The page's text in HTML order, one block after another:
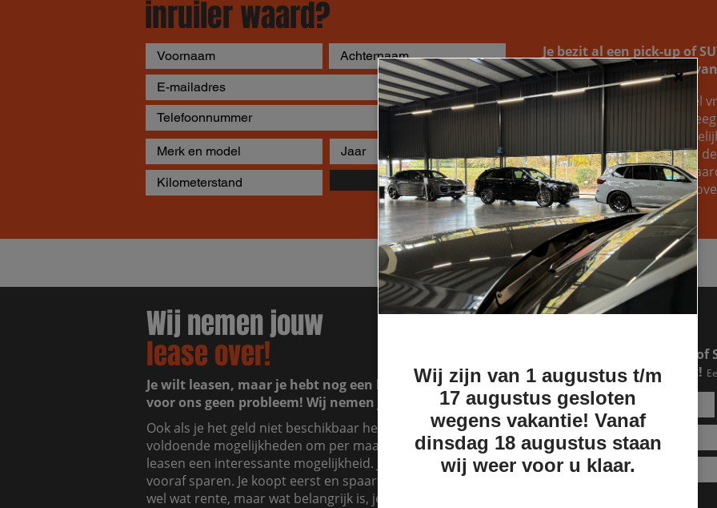
inruiler waard?
Verzenden
Je bezit al een pick-up of
naar de inruilwaarde
Je kunt bij ons altijd geheel
opvragen. Wellicht
gewoon weten welke
van je huidige wagen. Wat
om te ontdekken welke
voertuig, zodat je een
Specificaties
Wij nemen jouw
lease over!
Je wilt leasen, maar je hebt nog een lease lopen. Dat is
voor ons geen probleem! Wij nemen jouw lease over.
Ook als je het geld niet beschikbaar hebt, maar je hebt
voldoende mogelijkheden om per maand te betalen, dan is
leasen een interessante mogelijkheid. Je kunt het zien als
vooraf sparen. Je koopt eerst en spaart er dan voor. Dat kost
wel wat rente, maar wat belangrijk is, je kunt nu al genieten!
Een RAM of Ford pick-up
makkelijker dan je denkt!
Wij zijn van 1 augustus t/m
17 augustus gesloten
wegens vakantie! Vanaf
dinsdag 18 augustus staan
wij weer voor u klaar.